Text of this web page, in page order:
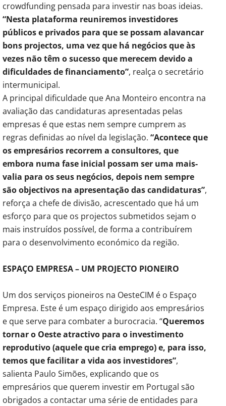
crowdfunding pensada para investir nas boas ideias.
“Nesta plataforma reuniremos investidores
públicos e privados para que se possam alavancar
bons projectos, uma vez que há negócios que às
vezes não têm o sucesso que merecem devido a
dificuldades de financiamento”, realça o secretário
intermunicipal.
A principal dificuldade que Ana Monteiro encontra na
avaliação das candidaturas apresentadas pelas
empresas é que estas nem sempre cumprem as
regras definidas ao nível da legislação. “Acontece que
os empresários recorrem a consultores, que
embora numa fase inicial possam ser uma mais-
valia para os seus negócios, depois nem sempre
são objectivos na apresentação das candidaturas”,
reforça a chefe de divisão, acrescentado que há um
esforço para que os projectos submetidos sejam o
mais instruídos possível, de forma a contribuírem
para o desenvolvimento económico da região.
ESPAÇO EMPRESA – UM PROJECTO PIONEIRO
Um dos serviços pioneiros na OesteCIM é o Espaço
Empresa. Este é um espaço dirigido aos empresários
e que serve para combater a burocracia. “Queremos
tornar o Oeste atractivo para o investimento
reprodutivo (aquele que cria emprego) e, para isso,
temos que facilitar a vida aos investidores”,
salienta Paulo Simões, explicando que os
empresários que querem investir em Portugal são
obrigados a contactar uma série de entidades para